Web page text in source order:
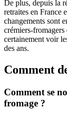
De plus, depuis la
retraites en France
changements sont
crémiers-
certainement voir
des ans.
Comment
Comment se
fromage ?